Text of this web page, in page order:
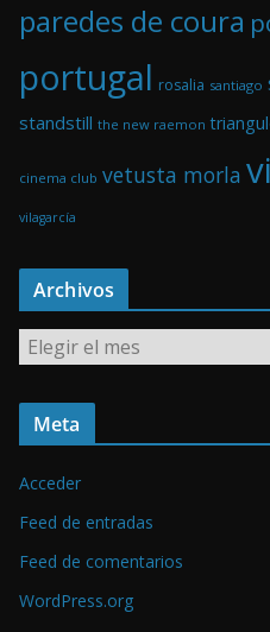
paredes de coura
portugal rosalia santiago
standstill the new raemon
cinema club vetusta morla
vilagarcía
Archivos
r
c
v
o
s
Meta
Acceder
Feed de entradas
Feed de comentarios
WordPress.org